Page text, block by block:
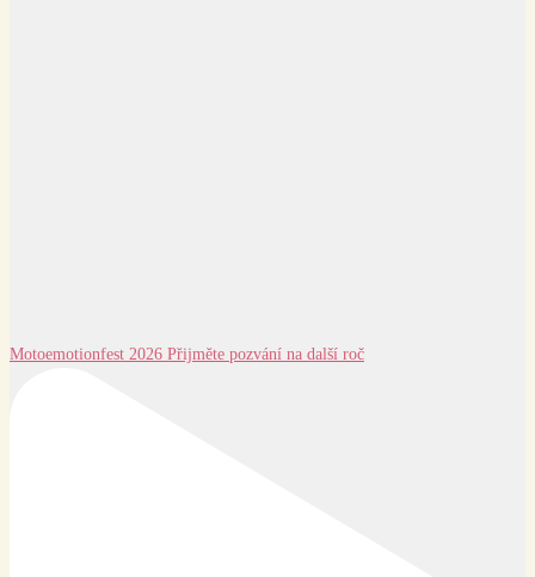
Motoemotionfest 2026 Přijměte pozvání na další roč